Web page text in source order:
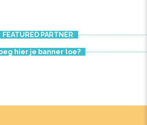
FEATURED PARTNER
hier je banner toe?